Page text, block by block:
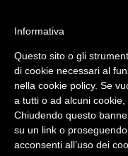
Regolamenti
Storia
Ormeggi
Sede e Servizi
Attività
Safeguarding
Informativa
Questo sito o gli
di cookie necessari al
nella cookie policy. Se
a tutti o ad alcuni cookie,
Chiudendo questo
su un link o
acconsenti all’uso dei